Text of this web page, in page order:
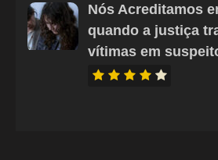
Nós Acreditamos
quando a justiça
vítimas em